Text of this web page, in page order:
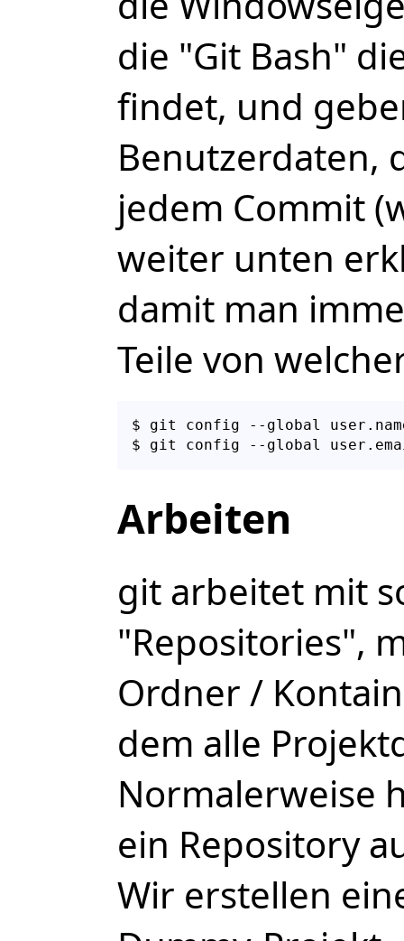
die "Git Bash"
findet, und
Benutzerdaten,
jedem Commit
weiter unten
damit man
Teile von
$ git config --global
Arbeiten
git arbeitet mit
"Repositories",
Ordner /
dem alle
Normalerweise
ein Repository
Wir erstellen